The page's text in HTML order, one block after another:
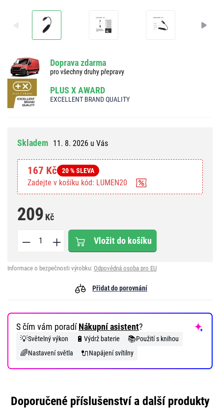
Doprava zdarma
pro všechny druhy přepravy
PLUS X AWARD
EXCELLENT BRAND QUALITY
Skladem 11. 8. 2026 u Vás
167 Kč 20 % SLEVA
Zadejte v košíku kód: LUMEN20
209 Kč
Vložit do košíku
Informace o bezpečnosti výrobku: Odpovědná osoba pro EU
Přidat do porovnání
S čím vám poradíNákupní asistent?
💡Světelný výkon 🔋 Výdrž baterie 📚Použití s knihou
🌈Nastavení světla 🔌Napájení svítilny
Doporučené příslušenství a další produkty